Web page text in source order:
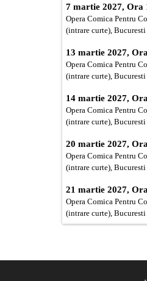
7 martie 2027, Ora
Opera Comica Pentru
(intrare curte), Bucuresti
13 martie 2027,
Opera Comica Pentru
(intrare curte), Bucuresti
14 martie 2027,
Opera Comica Pentru
(intrare curte), Bucuresti
20 martie 2027,
Opera Comica Pentru
(intrare curte), Bucuresti
21 martie 2027,
Opera Comica Pentru
(intrare curte), Bucuresti